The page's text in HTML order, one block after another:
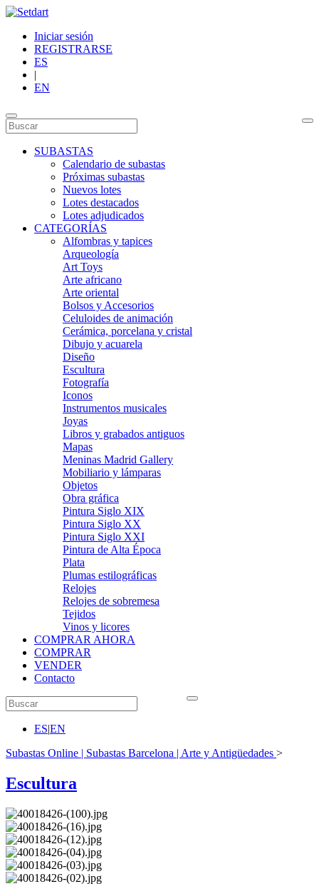
Iniciar sesión
REGISTRARSE
ES
|
EN
SUBASTAS
Calendario de subastas
Próximas subastas
Nuevos lotes
Lotes destacados
Lotes adjudicados
CATEGORÍAS
Alfombras y tapices
Arqueología
Art Toys
Arte africano
Arte oriental
Bolsos y Accesorios
Celuloides de animación
Cerámica, porcelana y cristal
Dibujo y acuarela
Diseño
Escultura
Fotografía
Iconos
Instrumentos musicales
Joyas
Libros y grabados antiguos
Mapas
Meninas Madrid Gallery
Mobiliario y lámparas
Objetos
Obra gráfica
Pintura Siglo XIX
Pintura Siglo XX
Pintura Siglo XXI
Pintura de Alta Época
Plata
Plumas estilográficas
Relojes
Relojes de sobremesa
Tejidos
Vinos y licores
COMPRAR AHORA
COMPRAR
VENDER
Contacto
ES|EN
Subastas Online | Subastas Barcelona | Arte y Antigüedades >
Escultura